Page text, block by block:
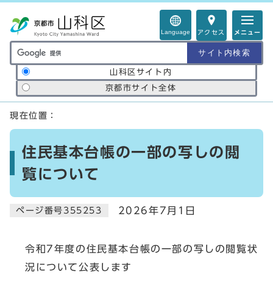
Language アクセス メニュー
サイト内検索の範囲
山科区サイト内
京都市サイト全体
ここから本文です
現在位置：
住民基本台帳の一部の写しの閲
覧について
ページ番号355253 2026年7月1日
令和7年度の住民基本台帳の一部の写しの閲覧状
況について公表します